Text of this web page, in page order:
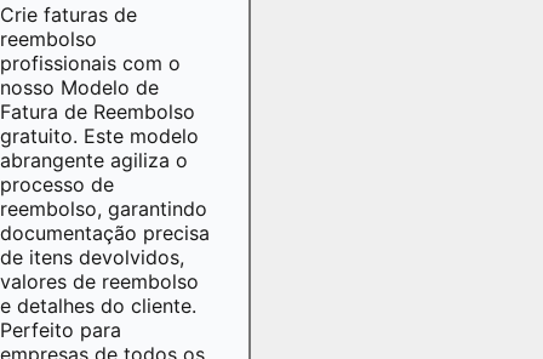
Crie faturas de
reembolso
profissionais com o
nosso Modelo de
Fatura de Reembolso
gratuito. Este modelo
abrangente agiliza o
processo de
reembolso, garantindo
documentação precisa
de itens devolvidos,
valores de reembolso
e detalhes do cliente.
Perfeito para
empresas de todos os